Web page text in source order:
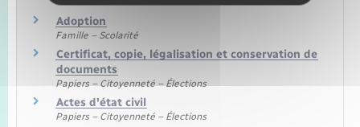
Adoption
Famille – Scolarité
Certificat, copie, légalisation et conservation de
documents
Papiers – Citoyenneté – Élections
Actes d'état civil
Papiers – Citoyenneté – Élections